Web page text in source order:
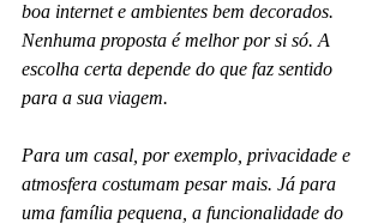
boa internet e ambientes bem decorados.
Nenhuma proposta é melhor por si só. A
escolha certa depende do que faz sentido
para a sua viagem.
Para um casal, por exemplo, privacidade e
atmosfera costumam pesar mais. Já para
uma família pequena, a funcionalidade do